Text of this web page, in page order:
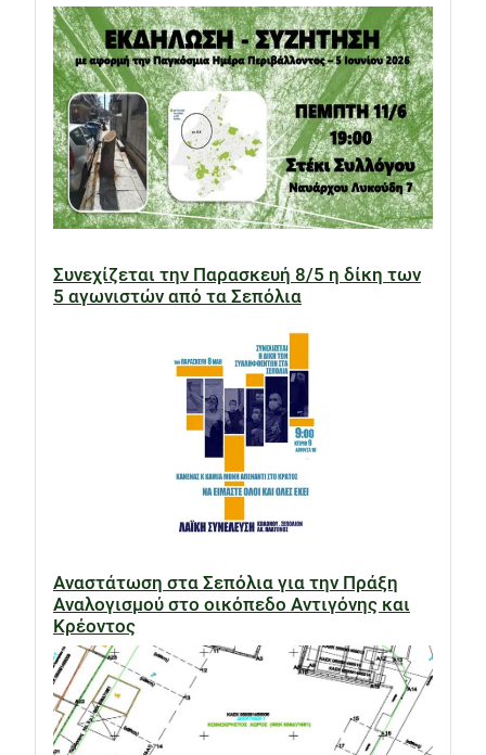
Συνεχίζεται την Παρασκευή 8/5 η δίκη των
5 αγωνιστών από τα Σεπόλια
Αναστάτωση στα Σεπόλια για την Πράξη
Αναλογισμού στο οικόπεδο Αντιγόνης και
Κρέοντος